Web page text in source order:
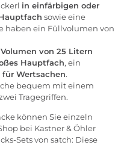
in einfärbigen oder
sowie eine
haben ein Füllvolumen von
Volumen von 25 Litern
Hauptfach, ein
Wertsachen.
bequem mit einem
Tragegriffen.
können Sie einzeln
bei Kastner & Öhler
Sets von satch: Diese